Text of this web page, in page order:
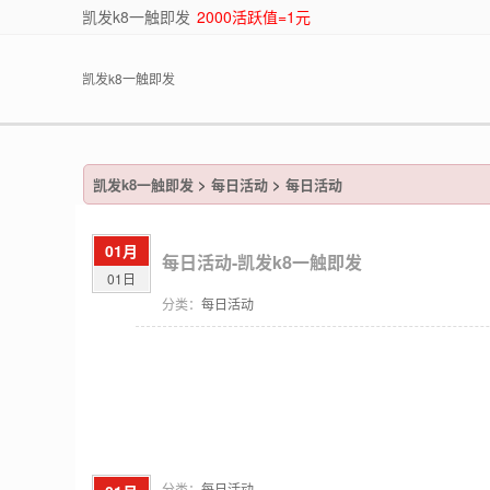
凯发k8一触即发 2000活跃值=1元
凯发k8一触即发
凯发k8一触即发> 每日活动> 每日活动
01月
01日
每日活动-凯发k8一触即发
分类： 每日活动